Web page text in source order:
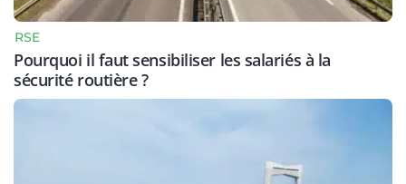
RSE
Pourquoi il faut sensibiliser les salariés à la
sécurité routière ?